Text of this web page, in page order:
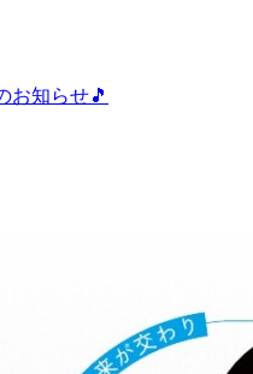
お知らせ🎵